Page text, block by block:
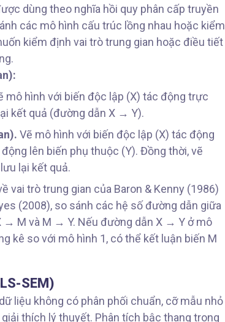
dùng theo nghĩa hồi quy phân cấp truyền
các mô hình cấu trúc lồng nhau hoặc kiểm
kiểm định vai trò trung gian hoặc điều tiết
mô hình với biến độc lập (X) tác động trực
kết quả (đường dẫn X → Y).
Vẽ mô hình với biến độc lập (X) tác động
lên biến phụ thuộc (Y). Đồng thời, vẽ
lại kết quả.
vai trò trung gian của Baron & Kenny (1986)
(2008), so sánh các hệ số đường dẫn giữa
→ M và M → Y. Nếu đường dẫn X → Y ở mô
kê so với mô hình 1, có thể kết luận biến M
SEM)
liệu không có phân phối chuẩn, cỡ mẫu nhỏ
thích lý thuyết. Phân tích bậc thang trong